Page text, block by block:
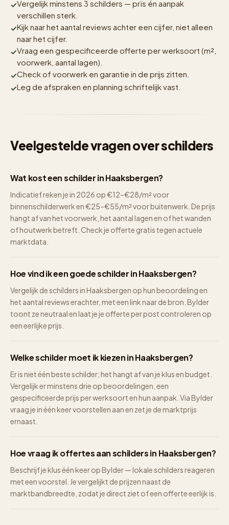
Vergelijk minstens 3 schilders — prïs én aanpak
verschillen sterk.
Kijk naar het aantal reviews achter een cijfer, niet alleen
naar het cijfer.
Vraag een gespecificeerde offerte per werksoort (m²,
voorwerk, aantal lagen).
Check of voorwerk en garantie in de prijs zitten.
Leg de afspraken en planning schriftelijk vast.
Veelgestelde vragen over schilders
Wat kost een schilder in Haaksbergen?
Indicatief reken je in 2026 op €12–€28/m² voor
binnenschilderwerk en €25–€55/m² voor buitenwerk. De prijs
hangt af van het voorwerk, het aantal lagen en of het wanden
of houtwerk betreft. Check je offerte gratis tegen actuele
marktdata.
Hoe vind ik een goede schilder in Haaksbergen?
Vergelijk de schilders in Haaksbergen op hun beoordeling en
het aantal reviews erachter, met een link naar de bron. Bylder
toont ze neutraal en laat je je offerte per post controleren op
een eerlijke prijs.
Welke schilder moet ik kiezen in Haaksbergen?
Er is niet één beste schilder; het hangt af van je klus en budget.
Vergelijk er minstens drie op beoordelingen, een
gespecificeerde prijs per werksoort en hun aanpak. Via Bylder
vraag je in één keer voorstellen aan en zet je de marktprijs
ernaast.
Hoe vraag ik offertes aan schilders in Haaksbergen?
Beschrijf je klus één keer op Bylder — lokale schilders reageren
met een voorstel. Je vergelijkt de prijzen naast de
marktbandbreedte, zodat je direct ziet of een offerte eerlijk is.